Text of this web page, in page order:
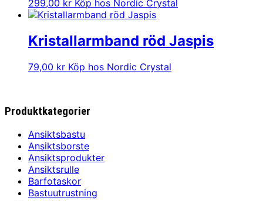
299,00 kr Köp hos Nordic Crystal
Kristallarmband röd Jaspis
79,00 kr Köp hos Nordic Crystal
Produktkategorier
Ansiktsbastu
Ansiktsborste
Ansiktsprodukter
Ansiktsrulle
Barfotaskor
Bastuutrustning